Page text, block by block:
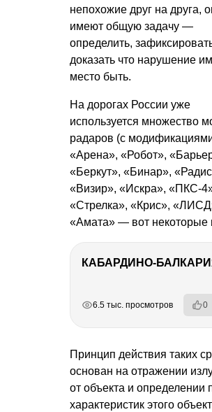
непохожие друг на друга,
имеют общую задачу —
определить,
доказать что нарушение
место быть.
На дорогах России уже
используется множество
радаров (с
«Арена», «Робот»,
«Беркут», «Бинар»,
«Визир», «Искра», «ПКС-
«Стрелка», «Крис»,
«Амата» — вот некоторые
6.5 тыс. просмотров 0
Принцип действия таких
основан на отражении
от объекта и определении
характеристик этого